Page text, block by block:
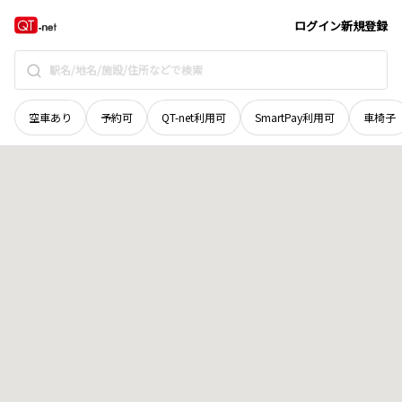
ログイン新規登録
空車あり 予約可 QT-net利用可 SmartPay利用可 車椅子
愛媛県